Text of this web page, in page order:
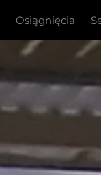
Osiągnięcia